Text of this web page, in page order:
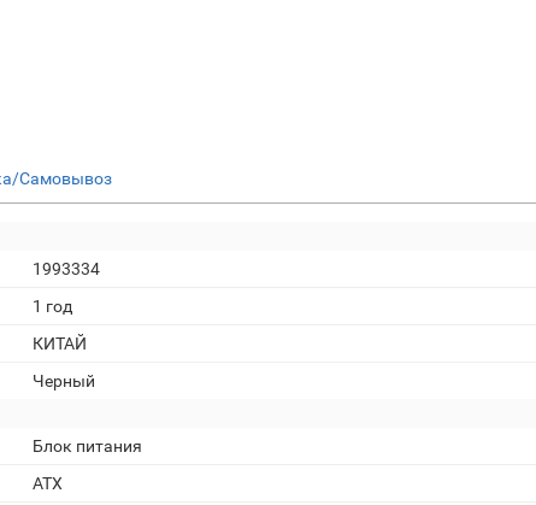
Самовывоз
1993334
1 год
КИТАЙ
Черный
Блок питания
ATX